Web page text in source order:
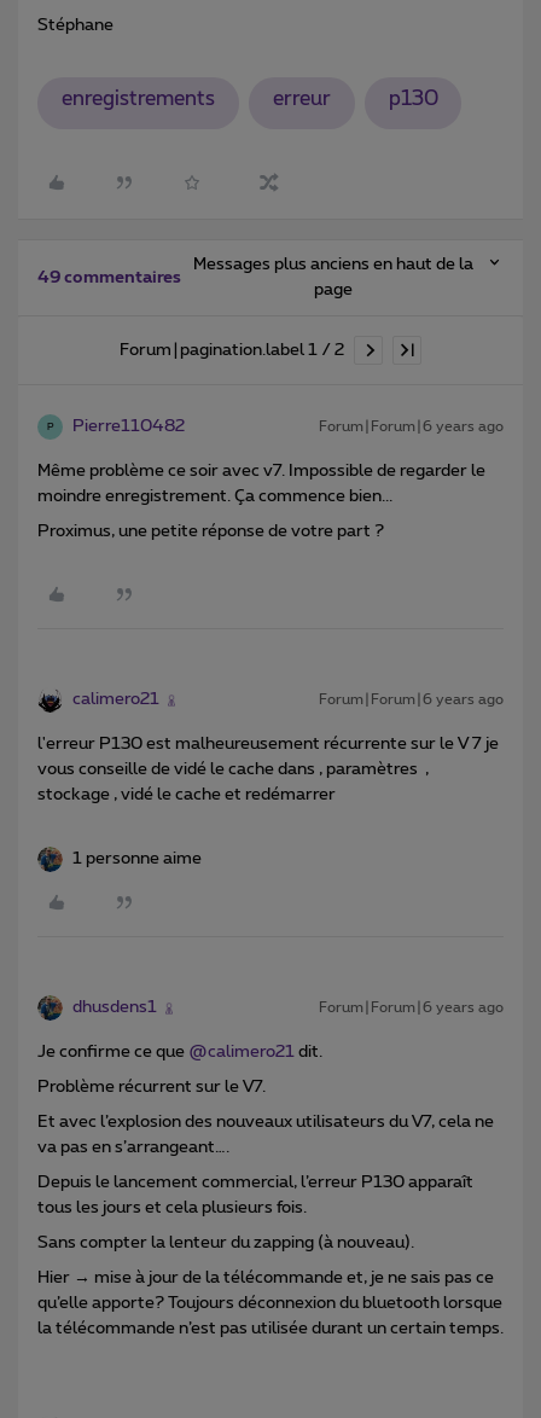
Stéphane
enregistrements erreur p130
49 commentaires
Messages plus anciens en haut de la
page
Forum|pagination.label 1 / 2
P Pierre110482 Forum|Forum|6 years ago
Même problème ce soir avec v7. Impossible de regarder le
moindre enregistrement. Ça commence bien...
Proximus, une petite réponse de votre part ?
calimero21 Forum|Forum|6 years ago
l'erreur P130 est malheureusement récurrente sur le V 7 je
vous conseille de vidé le cache dans , paramètres ,
stockage , vidé le cache et redémarrer
1 personne aime
dhusdens1 Forum|Forum|6 years ago
Je confirme ce que @calimero21 dit.
Problème récurrent sur le V7.
Et avec l’explosion des nouveaux utilisateurs du V7, cela ne
va pas en s’arrangeant….
Depuis le lancement commercial, l’erreur P130 apparaît
tous les jours et cela plusieurs fois.
Sans compter la lenteur du zapping (à nouveau).
Hier → mise à jour de la télécommande et, je ne sais pas ce
qu’elle apporte? Toujours déconnexion du bluetooth lorsque
la télécommande n’est pas utilisée durant un certain temps.